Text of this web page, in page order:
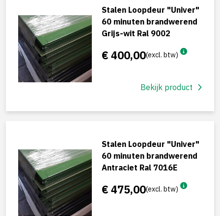
Stalen Loopdeur "Univer"
60 minuten brandwerend
Grijs-wit Ral 9002
€ 400,00(excl. btw)
Bekijk product
Stalen Loopdeur "Univer"
60 minuten brandwerend
Antraciet Ral 7016E
€ 475,00(excl. btw)